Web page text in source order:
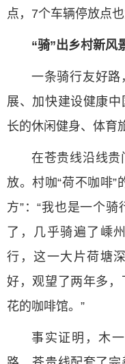
点，7个车辆停放点
“骑”出乡村新风
一条骑行友好路
展、加快建设健康
长的休闲健身、体育
在苍贵线沿线贵
放。村咖“荷不咖啡”
方”：“我也是一个
了，几乎骑遍了嵊
行，这一大片荷塘
好，观望了两年多
花的咖啡馆。”
事实证明，木